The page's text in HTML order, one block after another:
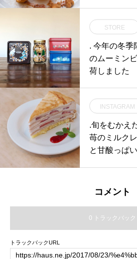
STORE
. 今年の冬季
のムーミン
荷しました
INSTAGRAM
.旬をむかえ
苺のミルク
と甘酸っぱ
しています️
コメント
0 トラックバック
トラックバックURL